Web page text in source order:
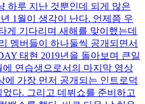
하루 지난 것뿐인데 되게 많은
1월이 생각이 난다. 언제쯤 우
게 기다리며 새해를 맞이했는데
멤버들이 하나둘씩 공개되면서
태현 2019년을 돌아보며 큰일
연습생으로서의 마지막 영상
에 가장 먼저 공개되는 인트로덕
다. 그리고 데뷔쇼를 준비하고